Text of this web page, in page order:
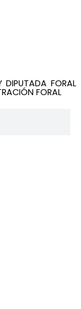
DIPUTADA FORAL
FORAL